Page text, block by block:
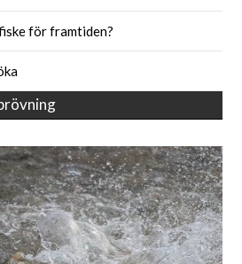
för framtiden?